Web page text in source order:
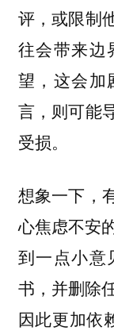
评，或限制
往会带来边
望，这会加
言，则可能
受损。
想象一下，
心焦虑不安
到一点小意
书，并删除
因此更加依